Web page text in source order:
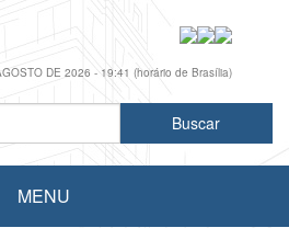
DE 2026 - 19:41 (horário de Brasília)
MENU